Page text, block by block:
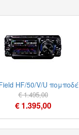
HF/50/V/U
€ 1.495,00
€ 1.395,00